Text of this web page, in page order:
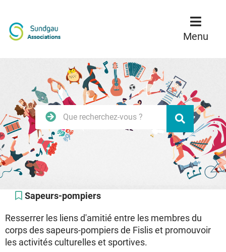
Menu
Rechercher
sur
le
site
Valider
Sapeurs-pompiers
Resserrer les liens d'amitié entre les membres du
corps des sapeurs-pompiers de Fislis et promouvoir
les activités culturelles et sportives.